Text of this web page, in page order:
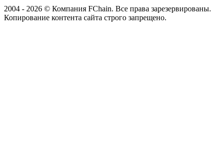
2004 - 2026 © Компания FChain. Все права зарезервированы.
Копирование контента сайта строго запрещено.